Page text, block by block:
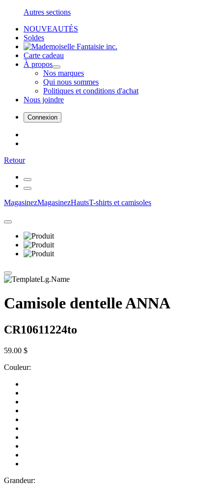
Autres sections
NOUVEAUTÉS
Soldes
Carte cadeau
À propos
Nos marques
Qui nous sommes
Politiques et conditions d'achat
Nous joindre
Connexion
Retour
MagasinezMagasinezHautsT-shirts et camisoles
Camisole dentelle ANNA
CR10611224to
59.00 $
Couleur:
Grandeur: